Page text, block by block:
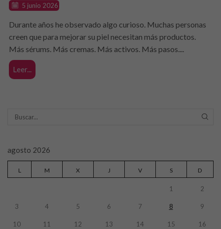
5 junio 2026
Durante años he observado algo curioso. Muchas personas
creen que para mejorar su piel necesitan más productos.
Más sérums. Más cremas. Más activos. Más pasos....
Leer...
agosto 2026
L M X J V S D
1 2
3 4 5 6 7 8 9
10 11 12 13 14 15 16